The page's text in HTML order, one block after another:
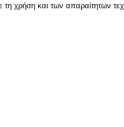
χρήση και των απαραίτητων